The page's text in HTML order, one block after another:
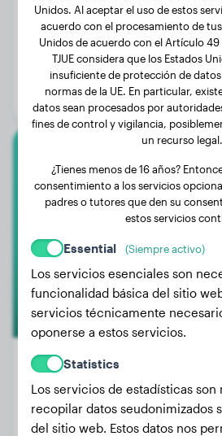
Peso:
Edad:
Género:
Rottweiler
WILSON
Edad:
Unidos. Al aceptar el uso de estos
acuerdo con el procesamiento de
Unidos de acuerdo con el Artículo 49
TJUE considera que los Estados
insuficiente de protección de
normas de la UE. En particular,
datos sean procesados por
fines de control y vigilancia,
un recurso legal.
¿Tienes menos de 16 años?
consentimiento a los servicios
padres o tutores que den su
estos servicios
Essential (Siempre activo)
Los servicios esenciales son
funcionalidad básica del sitio
servicios técnicamente
oponerse a estos servicios.
Statistics
Los servicios de estadísticas son
recopilar datos seudonimizados
del sitio web. Estos datos nos